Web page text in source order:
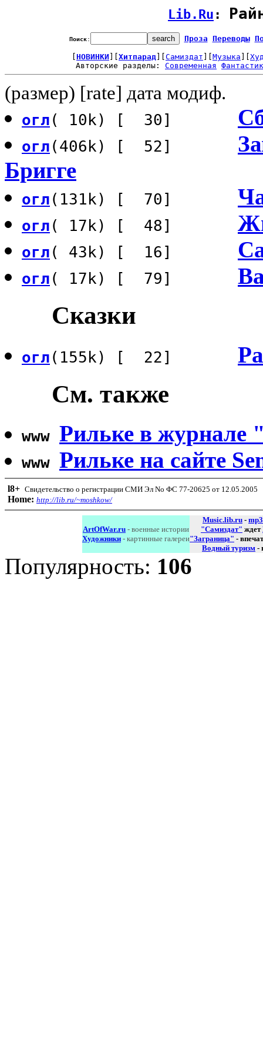
Lib.Ru :
Поиск: Проза Переводы
НОВИНКИ Хитпарад Самиздат Музыка
Авторские разделы: Современная
(размер) [rate] дата модиф.
огл( 10k) [ 30]
огл(406k) [ 52]
Бригге
огл(131k) [ 70]
огл( 17k) [ 48]
огл( 43k) [ 16]
огл( 17k) [ 79]
Сказки
огл(155k) [ 22]
См. также
www Рильке в журнале
www Рильке на сайте
l8+ Свидетельство о регистрации СМИ Эл No ФС 77-20625 от 12.05.2005
Home: http://lib.ru/~moshkow/
ArtOfWar.ru - военные истории
Художники - картинные галереи
Music.lib.ru - mp3
"Самиздат" ждет
"Заграница" -
Водный туризм -
Популярность: 106